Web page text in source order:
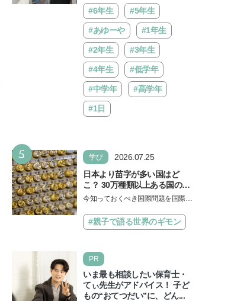
ントが開催
ントをくれるイベントが、よみう
りランド「グッジョバ!!…
#6年生 #5年生
#あゆーや #1年生
#2年生 #3年生
#4年生 #低学年
#中学年 #高学年
#1日
5 学び
2026.07.25
日本より苗字が多い国はど
こ？ 30万種類以上ある国の理
由とは【親子で語る国際問
今知っておくべき国際問題を国際政
る「親子で語る国際問題」。今回
は、苗字の種類…
#親子で語る世界のギモン
PR
いま最も相談したい保育士・
てぃ先生がアドバイス！ 子ど
もの“おてつだい”に、どん...